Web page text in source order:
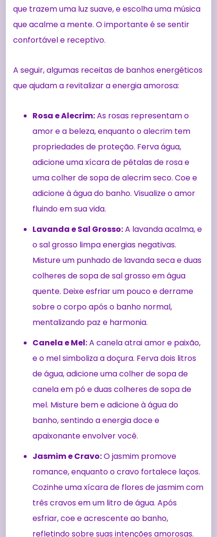
que trazem uma luz suave, e escolha uma música
que acalme a mente. O importante é se sentir
confortável e receptivo.
A seguir, algumas receitas de banhos energéticos
que ajudam a revitalizar a energia amorosa:
Rosa e Alecrim:As rosas representam o
amor e a beleza, enquanto o alecrim tem
propriedades de proteção. Ferva água,
adicione uma xícara de pétalas de rosa e
uma colher de sopa de alecrim seco. Coe e
adicione à água do banho. Visualize o amor
fluindo em sua vida.
Lavanda e Sal Grosso:A lavanda acalma, e
o sal grosso limpa energias negativas.
Misture um punhado de lavanda seca e duas
colheres de sopa de sal grosso em água
quente. Deixe esfriar um pouco e derrame
sobre o corpo após o banho normal,
mentalizando paz e harmonia.
Canela e Mel:A canela atrai amor e paixão,
e o mel simboliza a doçura. Ferva dois litros
de água, adicione uma colher de sopa de
canela em pó e duas colheres de sopa de
mel. Misture bem e adicione à água do
banho, sentindo a energia doce e
apaixonante envolver você.
Jasmim e Cravo:O jasmim promove
romance, enquanto o cravo fortalece laços.
Cozinhe uma xícara de flores de jasmim com
três cravos em um litro de água. Após
esfriar, coe e acrescente ao banho,
refletindo sobre suas intenções amorosas.